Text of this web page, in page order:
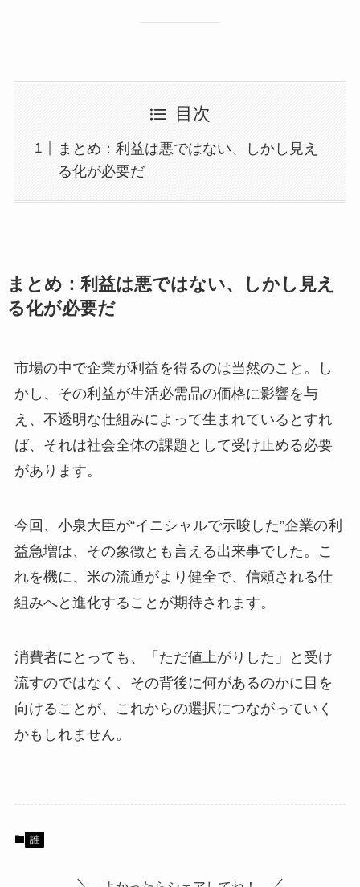
目次
まとめ：利益は悪ではない、しかし見え
る化が必要だ
まとめ：利益は悪ではない、しかし見え
る化が必要だ
市場の中で企業が利益を得るのは当然のこと。し
かし、その利益が生活必需品の価格に影響を与
え、不透明な仕組みによって生まれているとすれ
ば、それは社会全体の課題として受け止める必要
があります。
今回、小泉大臣が“イニシャルで示唆した”企業の利
益急増は、その象徴とも言える出来事でした。こ
れを機に、米の流通がより健全で、信頼される仕
組みへと進化することが期待されます。
消費者にとっても、「ただ値上がりした」と受け
流すのではなく、その背後に何があるのかに目を
向けることが、これからの選択につながっていく
かもしれません。
誰